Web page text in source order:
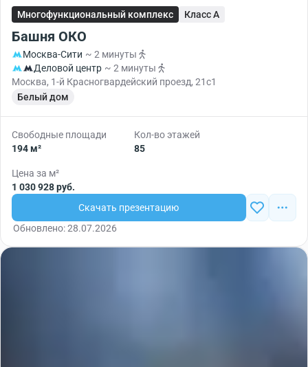
Многофункциональный комплекс Класс A
Башня ОКО
Москва-Сити ~ 2 минуты
Деловой центр ~ 2 минуты
Москва, 1-й Красногвардейский проезд, 21с1
Белый дом
Свободные площади
194 м²
Кол-во этажей
85
Цена за м²
1 030 928 руб.
Скачать презентацию
Обновлено: 28.07.2026